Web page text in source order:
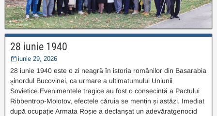
28 iunie 1940
iunie 29, 2026
28 iunie 1940 este o zi neagră în istoria românilor din Basarabia
şinordul Bucovinei, ca urmare a ultimatumului Uniunii
Sovietice.Evenimentele tragice au fost o consecință a Pactului
Ribbentrop-Molotov, efectele căruia se mențin și astăzi. Imediat
după ocupație Armata Roșie a declanșat un adevăratgenocid